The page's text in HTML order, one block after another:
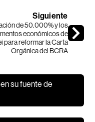
Siguiente
de 50.000% y los
económicos de
para reformar la Carta
Orgánica del BCRA
en su fuente de